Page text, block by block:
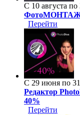
С 10 августа по
ФотоМОНТАЖ:
Перейти
С 29 июня по 31
Редактор
40%
Перейти